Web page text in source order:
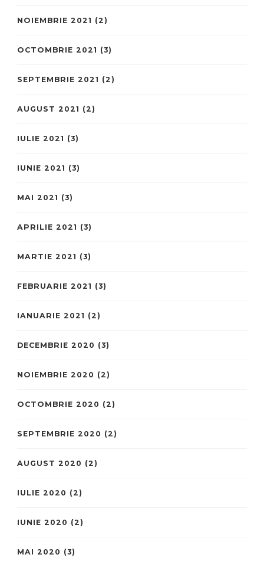
NOIEMBRIE 2021 (2)
OCTOMBRIE 2021 (3)
SEPTEMBRIE 2021 (2)
AUGUST 2021 (2)
IULIE 2021 (3)
IUNIE 2021 (3)
MAI 2021 (3)
APRILIE 2021 (3)
MARTIE 2021 (3)
FEBRUARIE 2021 (3)
IANUARIE 2021 (2)
DECEMBRIE 2020 (3)
NOIEMBRIE 2020 (2)
OCTOMBRIE 2020 (2)
SEPTEMBRIE 2020 (2)
AUGUST 2020 (2)
IULIE 2020 (2)
IUNIE 2020 (2)
MAI 2020 (3)